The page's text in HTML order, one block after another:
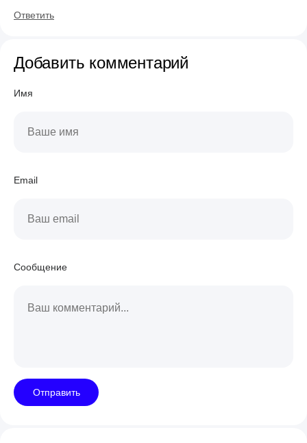
Ответить
Добавить комментарий
Имя
Email
Сообщение
Отправить